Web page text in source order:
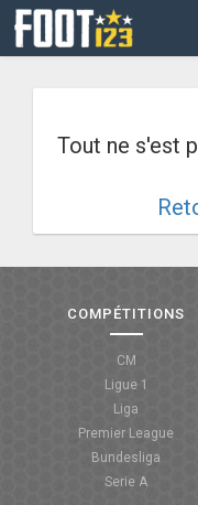
CM
COUPE DE FRANCE
COUPE DE LA LIGUE
Tout ne s'est
COMPÉTITIONS
CM
Ligue 1
Liga
Premier League
Bundesliga
Serie A